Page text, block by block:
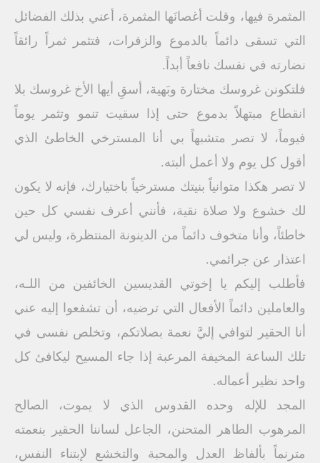
المثمرة فيها، وقلت أغصانَها المثمرة، أعني بذلك الفضائل
التي تسقى دائماً بالدموع والزفرات، فتثمر ثمراً رائقاً
نضارته في نفسك نافعاً أبداً.
فلتكونن غروسك مختارة وبَهية، أسقِ أيها الأخ غروسك بلا
انقطاع مبتهلاً بدموع حتى إذا سقيت تنمو وتثمر يوماً
فيوماً، لا تصر متشبهاً بي أنا المسترخي الخاطئ الذي
أقول كل يوم ولا أعمل ألبته.
لا تصر هكذا متوانياً بنيتك مسترخياً باختيارك، فإنه لا يكون
لك خشوع ولا صلاة نقية، فأنني أعرف نفسي كل حين
خاطئاً، وأنا متخوف دائماً من الدينونة المنتظرة، وليس لي
اعتذار عن جرائمي.
فأطلب إليكم يا إخوتي القديسين الخائفين من اللـه،
والعاملين دائماً الأفعال التي ترضيه، أن تشفعوا إليه عني
أنا الحقير لتوافي إليَّ نعمة بصلاتكم، وتخلص نفسى في
تلك الساعة المخيفة المرعبة إذا جاء المسيح ليكافئ كل
واحد نظير أعماله.
المجد للإله وحده القدوس الذي لا يموت، الصالح
المرهوب الطاهر المتحنن، الجاعل لساننا الحقير بنعمته
مترنماً بألفاظ العدل والمحبة والتخشع لإبتناء النفس،